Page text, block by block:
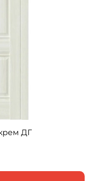
Двери WestStyle "Ch 5" Клен крем ДГ